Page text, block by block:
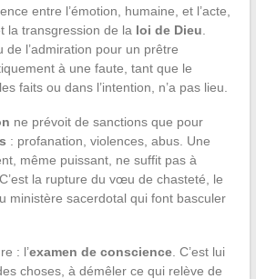
entre l’émotion, humaine, et l’acte,
la transgression de la loi de Dieu
de l’admiration pour un prêtre
à une faute, tant que le
faits ou dans l’intention, n’a pas lieu.
ne prévoit de sanctions que pour
: profanation, violences, abus. Une
même puissant, ne suffit pas à
la rupture du vœu de chasteté, le
ministère sacerdotal qui font basculer
: l’examen de conscience. C’est lui
choses, à démêler ce qui relève de